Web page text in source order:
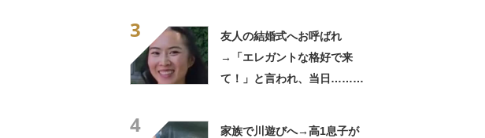
3
友人の結婚式へお呼ばれ
→「エレガントな格好で来
て！」と言われ、当日……ま
4
家族で川遊びへ→高1息子が